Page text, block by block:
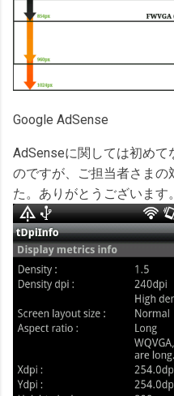
Google AdSense
AdSenseに関しては初め
のですが、ご担当者さまの
た。ありがとうございます。